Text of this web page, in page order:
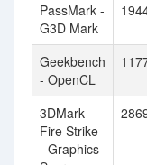
PassMark -
G3D Mark
Geekbench
- OpenCL
3DMark
Fire Strike
- Graphics